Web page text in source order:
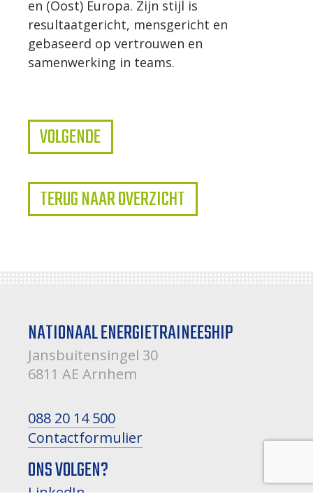
en (Oost) Europa. Zijn stijl is
resultaatgericht, mensgericht en
gebaseerd op vertrouwen en
samenwerking in teams.
VOLGENDE
TERUG NAAR OVERZICHT
NATIONAAL ENERGIETRAINEESHIP
Jansbuitensingel 30
6811 AE Arnhem
088 20 14 500
Contactformulier
ONS VOLGEN?
LinkedIn